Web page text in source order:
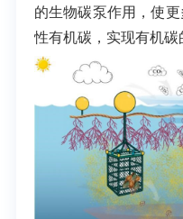
的生物碳泵作用，使
性有机碳，实现有机碳